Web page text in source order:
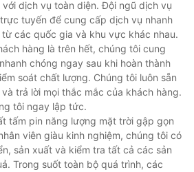
dịch vụ toàn diện. Đội ngũ dịch vụ
tuyến để cung cấp dịch vụ nhanh
các quốc gia và khu vực khác nhau.
hàng là trên hết, chúng tôi cung
chóng ngay sau khi hoàn thành
soát chất lượng. Chúng tôi luôn sẵn
trả lời mọi thắc mắc của khách hàng.
tôi ngay lập tức.
tấm pin năng lượng mặt trời gập gọn
viên giàu kinh nghiệm, chúng tôi có
sản xuất và kiểm tra tất cả các sản
Trong suốt toàn bộ quá trình, các